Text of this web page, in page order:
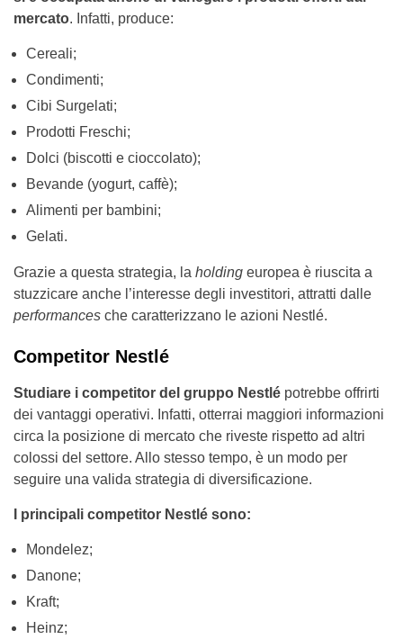
mercato. Infatti, produce:
Cereali;
Condimenti;
Cibi Surgelati;
Prodotti Freschi;
Dolci (biscotti e cioccolato);
Bevande (yogurt, caffè);
Alimenti per bambini;
Gelati.
Grazie a questa strategia, la holding europea è riuscita a
stuzzicare anche l’interesse degli investitori, attratti dalle
performances che caratterizzano le azioni Nestlé.
Competitor Nestlé
Studiare i competitor del gruppo Nestlé potrebbe offrirti
dei vantaggi operativi. Infatti, otterrai maggiori informazioni
circa la posizione di mercato che riveste rispetto ad altri
colossi del settore. Allo stesso tempo, è un modo per
seguire una valida strategia di diversificazione.
I principali competitor Nestlé sono:
Mondelez;
Danone;
Kraft;
Heinz;